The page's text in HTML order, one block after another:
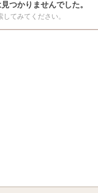
つかりませんでした。
てみてください。